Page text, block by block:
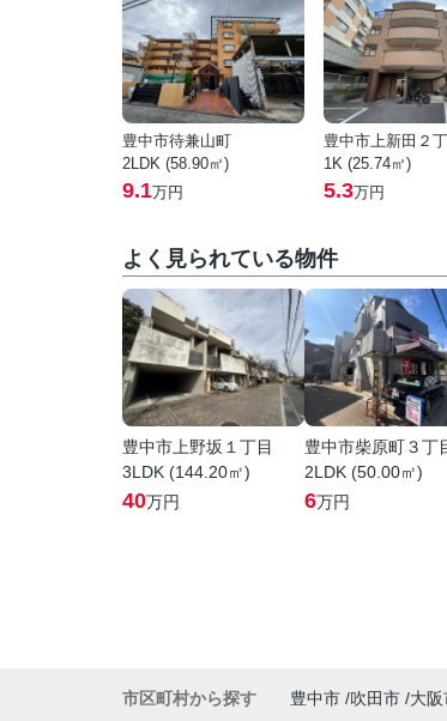
豊中市待兼山町
2LDK (58.90㎡)
9.1万円
豊中市上新田２
1K (25.74㎡)
5.3万円
よく見られている物件
豊中市上野坂１丁目
3LDK (144.20㎡)
40万円
豊中市柴原町３丁
2LDK (50.00㎡)
6万円
市区町村から探す 豊中市 吹田市 大